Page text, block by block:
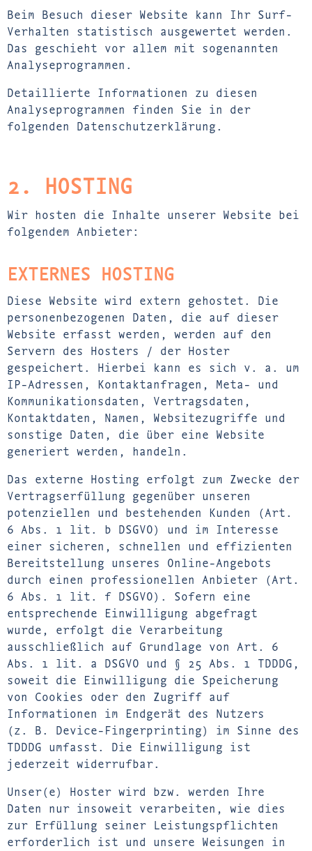
Beim Besuch dieser Website kann Ihr Surf-
Verhalten statistisch ausgewertet werden.
Das geschieht vor allem mit sogenannten
Analyseprogrammen.
Detaillierte Informationen zu diesen
Analyseprogrammen finden Sie in der
folgenden Datenschutzerklärung.
2. HOSTING
Wir hosten die Inhalte unserer Website bei
folgendem Anbieter:
EXTERNES HOSTING
Diese Website wird extern gehostet. Die
personenbezogenen Daten, die auf dieser
Website erfasst werden, werden auf den
Servern des Hosters / der Hoster
gespeichert. Hierbei kann es sich v. a. um
IP-Adressen, Kontaktanfragen, Meta- und
Kommunikationsdaten, Vertragsdaten,
Kontaktdaten, Namen, Websitezugriffe und
sonstige Daten, die über eine Website
generiert werden, handeln.
Das externe Hosting erfolgt zum Zwecke der
Vertragserfüllung gegenüber unseren
potenziellen und bestehenden Kunden (Art.
6 Abs. 1 lit. b DSGVO) und im Interesse
einer sicheren, schnellen und effizienten
Bereitstellung unseres Online-Angebots
durch einen professionellen Anbieter (Art.
6 Abs. 1 lit. f DSGVO). Sofern eine
entsprechende Einwilligung abgefragt
wurde, erfolgt die Verarbeitung
ausschließlich auf Grundlage von Art. 6
Abs. 1 lit. a DSGVO und § 25 Abs. 1 TDDDG,
soweit die Einwilligung die Speicherung
von Cookies oder den Zugriff auf
Informationen im Endgerät des Nutzers
(z. B. Device-Fingerprinting) im Sinne des
TDDDG umfasst. Die Einwilligung ist
jederzeit widerrufbar.
Unser(e) Hoster wird bzw. werden Ihre
Daten nur insoweit verarbeiten, wie dies
zur Erfüllung seiner Leistungspflichten
erforderlich ist und unsere Weisungen in